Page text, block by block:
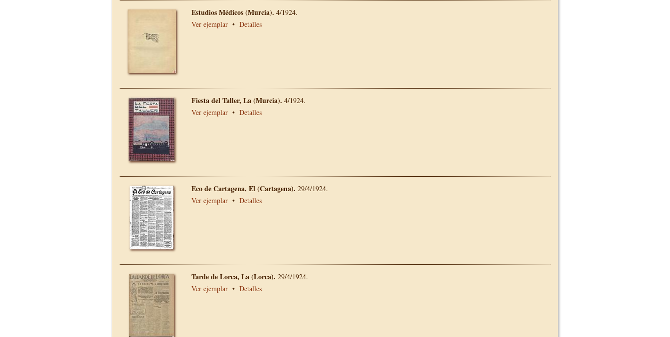
Estudios Médicos (Murcia). 4/1924.
Ver ejemplar • Detalles
Fiesta del Taller, La (Murcia). 4/1924.
Ver ejemplar • Detalles
Eco de Cartagena, El (Cartagena). 29/4/1924.
Ver ejemplar • Detalles
Tarde de Lorca, La (Lorca). 29/4/1924.
Ver ejemplar • Detalles